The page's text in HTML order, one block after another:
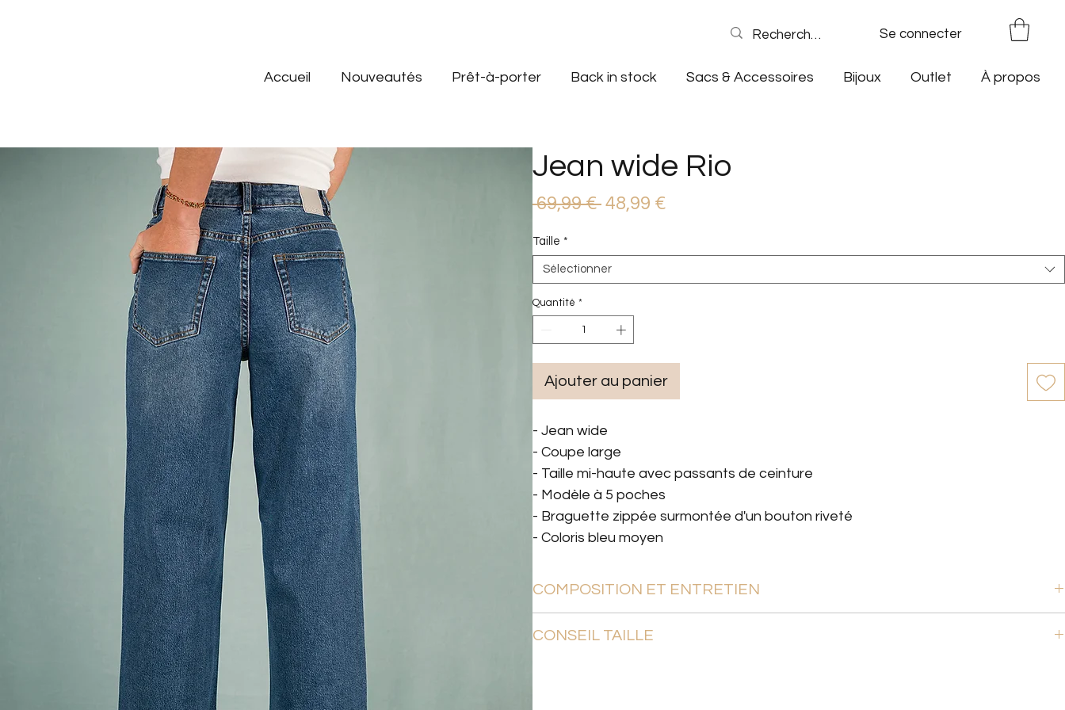
Accueil Nouveautés Prêt-à-porter Back in stock Sacs & Accessoires Bijoux Outlet À propos
Se connecter
Jean wide Rio
69,99 € Prix
48,99 €
Taille *
Sélectionner
Quantité *
Ajouter au panier
- Jean wide
- Coupe large
- Taille mi-haute avec passants de ceinture
- Modèle à 5 poches
- Braguette zippée surmontée d'un bouton riveté
- Coloris bleu moyen
COMPOSITION ET ENTRETIEN
Lavage en machine à 30 °C
CONSEIL TAILLE